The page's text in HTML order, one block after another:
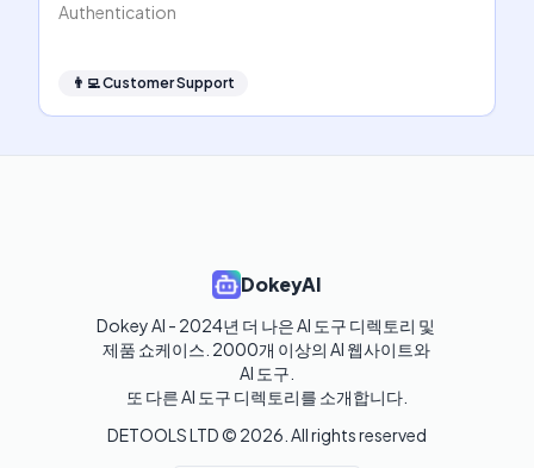
Authentication
👨‍💻Customer Support
DokeyAI
Dokey AI - 2024년 더 나은 AI 도구 디렉토리 및
제품 쇼케이스. 2000개 이상의 AI 웹사이트와
AI 도구.
또 다른 AI 도구 디렉토리를 소개합니다.
DETOOLS LTD © 2026 . All rights reserved